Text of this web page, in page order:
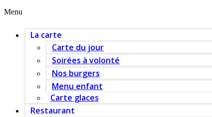
Menu
La carte
Carte du jour
Soirées à volonté
Nos burgers
Menu enfant
Carte glaces
Restaurant